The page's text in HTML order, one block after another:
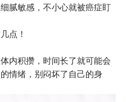
腻敏感，不小心就被癌症盯
点！
内积攒，时间长了就可能会
情绪，别闷坏了自己的身